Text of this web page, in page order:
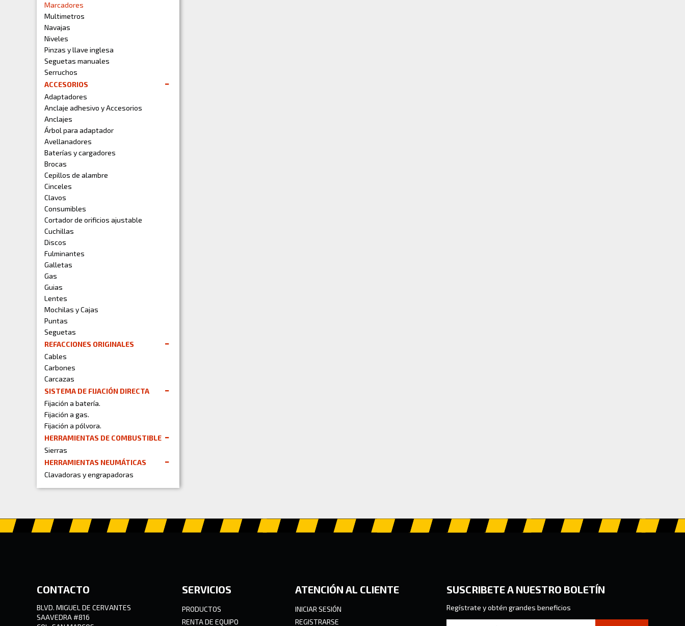
Marcadores
Multimetros
Navajas
Niveles
Pinzas y llave inglesa
Seguetas manuales
Serruchos
ACCESORIOS
Adaptadores
Anclaje adhesivo y Accesorios
Anclajes
Árbol para adaptador
Avellanadores
Baterías y cargadores
Brocas
Cepillos de alambre
Cinceles
Clavos
Consumibles
Cortador de orificios ajustable
Cuchillas
Discos
Fulminantes
Galletas
Gas
Guias
Lentes
Mochilas y Cajas
Puntas
Seguetas
REFACCIONES ORIGINALES
Cables
Carbones
Carcazas
SISTEMA DE FIJACIÓN DIRECTA
Fijación a batería.
Fijación a gas.
Fijación a pólvora.
HERRAMIENTAS DE COMBUSTIBLE
Sierras
HERRAMIENTAS NEUMÁTICAS
Clavadoras y engrapadoras
CONTACTO
BLVD. MIGUEL DE CERVANTES
SAAVEDRA #816
SERVICIOS
PRODUCTOS
RENTA DE EQUIPO
ATENCIÓN AL CLIENTE
INICIAR SESIÓN
REGISTRARSE
SUSCRIBETE A NUESTRO BOLETÍN
Regístrate y obtén grandes beneficios